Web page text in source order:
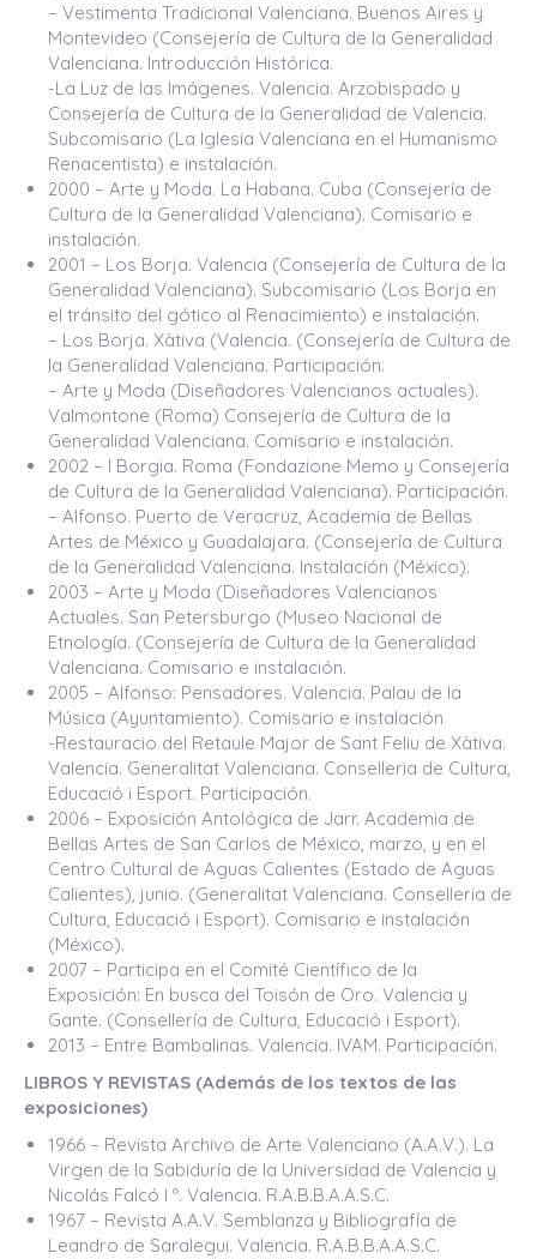
– Vestimenta Tradicional Valenciana. Buenos Aires y
Montevideo (Consejería de Cultura de la Generalidad
Valenciana. Introducción Histórica.
-La Luz de las Imágenes. Valencia. Arzobispado y
Consejería de Cultura de la Generalidad de Valencia.
Subcomisario (La Iglesia Valenciana en el Humanismo
Renacentista) e instalación.
2000 – Arte y Moda. La Habana. Cuba (Consejería de
Cultura de la Generalidad Valenciana). Comisario e
instalación.
2001 – Los Borja. Valencia (Consejería de Cultura de la
Generalidad Valenciana). Subcomisario (Los Borja en
el tránsito del gótico al Renacimiento) e instalación.
– Los Borja. Xàtiva (Valencia. (Consejería de Cultura de
la Generalidad Valenciana. Participación.
– Arte y Moda (Diseñadores Valencianos actuales).
Valmontone (Roma) Consejería de Cultura de la
Generalidad Valenciana. Comisario e instalación.
2002 – I Borgia. Roma (Fondazione Memo y Consejería
de Cultura de la Generalidad Valenciana). Participación.
– Alfonso. Puerto de Veracruz, Academia de Bellas
Artes de México y Guadalajara. (Consejería de Cultura
de la Generalidad Valenciana. Instalación (México).
2003 – Arte y Moda (Diseñadores Valencianos
Actuales. San Petersburgo (Museo Nacional de
Etnología. (Consejería de Cultura de la Generalidad
Valenciana. Comisario e instalación.
2005 – Alfonso: Pensadores. Valencia. Palau de la
Música (Ayuntamiento). Comisario e instalación
-Restauracio del Retaule Major de Sant Feliu de Xàtiva.
Valencia. Generalitat Valenciana. Conselleria de Cultura,
Educació i Esport. Participación.
2006 – Exposición Antológica de Jarr. Academia de
Bellas Artes de San Carlos de México, marzo, y en el
Centro Cultural de Aguas Calientes (Estado de Aguas
Calientes), junio. (Generalitat Valenciana. Conselleria de
Cultura, Educació i Esport). Comisario e instalación
(México).
2007 – Participa en el Comité Científico de la
Exposición: En busca del Toisón de Oro. Valencia y
Gante. (Consellería de Cultura, Educació i Esport).
2013 – Entre Bambalinas. Valencia. IVAM. Participación.
LIBROS Y REVISTAS (Además de los textos de las
exposiciones)
1966 – Revista Archivo de Arte Valenciano (A.A.V.). La
Virgen de la Sabiduría de la Universidad de Valencia y
Nicolás Falcó I º. Valencia. R.A.B.B.A.A.S.C.
1967 – Revista A.A.V. Semblanza y Bibliografía de
Leandro de Saralegui. Valencia. R.A.B.B.A.A.S.C.